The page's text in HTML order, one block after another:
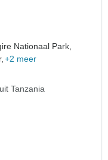
Nationaal Park,
+2 meer
Tanzania